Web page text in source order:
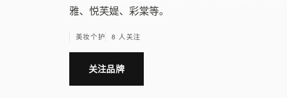
雅、悦芙媞、彩棠等。
美妆个护 8 人关注
关注品牌